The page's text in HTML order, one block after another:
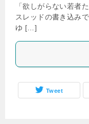
「欲しがらない若者
スレッドの書き込み
ゆ […]
Tweet